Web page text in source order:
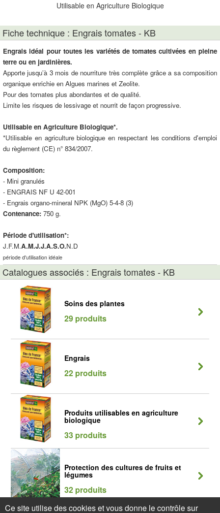
Utilisable en Agriculture Biologique
Fiche technique : Engrais tomates - KB
Engrais idéal pour toutes les variétés de tomates cultivées en pleine
terre ou en jardinières.
Apporte jusqu’à 3 mois de nourriture très complète grâce a sa composition
organique enrichie en Algues marines et Zeolite.
Pour des tomates plus abondantes et de qualité.
Limite les risques de lessivage et nourrit de façon progressive.
Utilisable en Agriculture Biologique*.
*Utilisable en agriculture biologique en respectant les conditions d'emploi
du règlement (CE) n° 834/2007.
Composition:
- Mini granulés
- ENGRAIS NF U 42-001
- Engrais organo-mineral NPK (MgO) 5-4-8 (3)
Contenance: 750 g.
Période d'utilisation*:
J.F.M.A.M.J.J.A.S.O.N.D
période d'utilisation idéale
Catalogues associés : Engrais tomates - KB
Soins des plantes
29 produits
Engrais
22 produits
Produits utilisables en agriculture
biologique
33 produits
Protection des cultures de fruits et
légumes
32 produits
Ce site utilise des cookies et vous donne le contrôle sur